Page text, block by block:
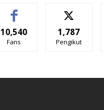
10,540
Fans
1,787
Pengikut